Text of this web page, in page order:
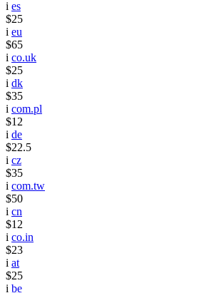
i es
$25
i eu
$65
i co.uk
$25
i dk
$35
i com.pl
$12
i de
$22.5
i cz
$35
i com.tw
$50
i cn
$12
i co.in
$23
i at
$25
i be